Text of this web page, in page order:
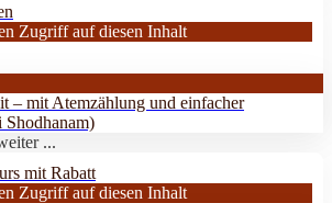
Zugriff auf diesen Inhalt
– mit Atemzählung und einfacher
Shodhanam)
...
mit Rabatt
Zugriff auf diesen Inhalt